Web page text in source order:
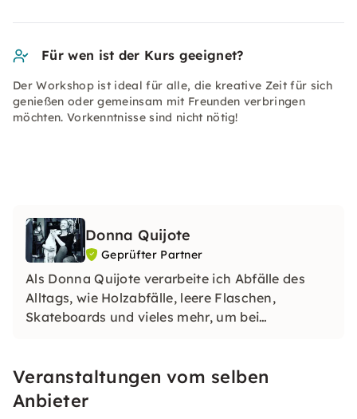
Für wen ist der Kurs geeignet?
Der Workshop ist ideal für alle, die kreative Zeit für sich
genießen oder gemeinsam mit Freunden verbringen
möchten. Vorkenntnisse sind nicht nötig!
Donna Quijote
Geprüfter Partner
Als Donna Quijote verarbeite ich Abfälle des
Alltags, wie Holzabfälle, leere Flaschen,
Skateboards und vieles mehr, um bei
Veranstaltungen vom selben
Anbieter